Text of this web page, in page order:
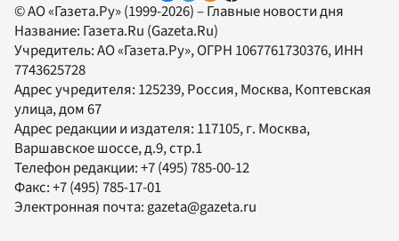
© АО «Газета.Ру» (1999-2026) – Главные новости дня
Название: Газета.Ru (Gazeta.Ru)
Учредитель:АО «Газета.Ру», ОГРН 1067761730376, ИНН
7743625728
Адрес учредителя: 125239, Россия, Москва, Коптевская
улица, дом 67
Адрес редакции и издателя: 117105, г. Москва,
Варшавское шоссе, д.9, стр.1
Телефон редакции:+7 (495) 785-00-12
Факс:+7 (495) 785-17-01
Электронная почта:gazeta@gazeta.ru